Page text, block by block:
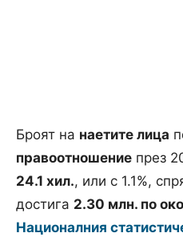
Броят на наетите лица
правоотношение през
24.1 хил., или с 1.1%,
достига 2.30 млн. по
Националния